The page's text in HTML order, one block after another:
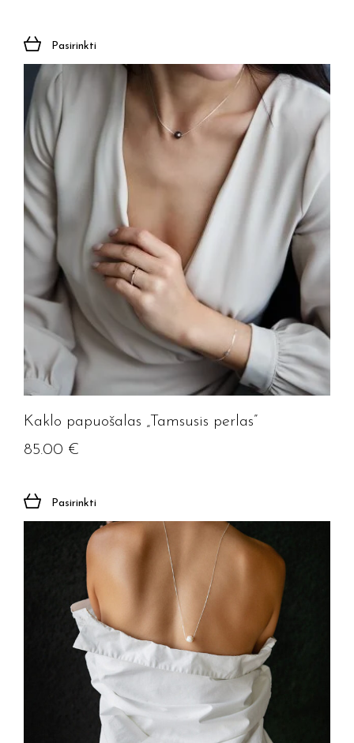
Pasirinkti
Kaklo papuošalas „Tamsusis perlas”
85.00 €
Pasirinkti